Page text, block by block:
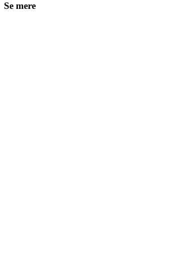
Se mere